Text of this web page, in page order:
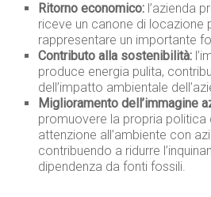
Ritorno economico: l’azienda
riceve un canone di locazione
rappresentare un importante
Contributo alla sostenibilità:
produce energia pulita,
dell’impatto ambientale
Miglioramento dell’immagine
promuovere la propria politica
attenzione all’ambiente con
contribuendo a ridurre
dipendenza da fonti fossili.